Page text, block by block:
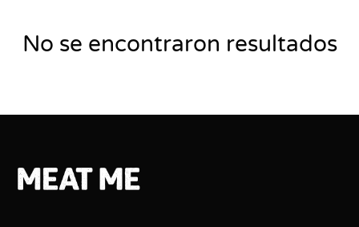
No se encontraron resultados